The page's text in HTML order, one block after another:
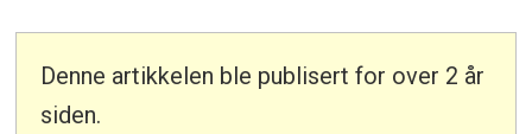
Denne artikkelen ble publisert for over 2 år
siden.